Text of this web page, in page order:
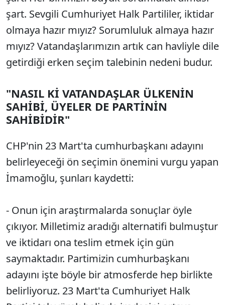
şart. Sevgili Cumhuriyet Halk Partililer, iktidar
olmaya hazır mıyız? Sorumluluk almaya hazır
mıyız? Vatandaşlarımızın artık can havliyle dile
getirdiği erken seçim talebinin nedeni budur.
"NASIL Kİ VATANDAŞLAR ÜLKENİN
SAHİBİ, ÜYELER DE PARTİNİN
SAHİBİDİR"
CHP'nin 23 Mart'ta cumhurbaşkanı adayını
belirleyeceği ön seçimin önemini vurgu yapan
İmamoğlu, şunları kaydetti:
- Onun için araştırmalarda sonuçlar öyle
çıkıyor. Milletimiz aradığı alternatifi bulmuştur
ve iktidarı ona teslim etmek için gün
saymaktadır. Partimizin cumhurbaşkanı
adayını işte böyle bir atmosferde hep birlikte
belirliyoruz. 23 Mart'ta Cumhuriyet Halk